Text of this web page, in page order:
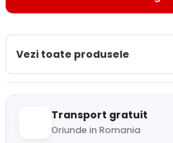
Vezi toate produsele
Transport gratuit
Oriunde in Romania